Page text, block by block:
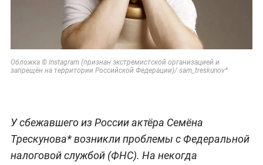
Обложка © Instagram (признан экстремистской организацией и
запрещён на территории Российской Федерации)/ sam_treskunov*
У сбежавшего из России актёра Семёна
Трескунова* возникли проблемы с Федеральной
налоговой службой (ФНС). На некогда